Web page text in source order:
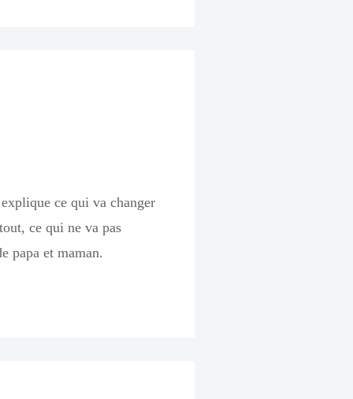
ce qui va changer
ce qui ne va pas
papa et maman.